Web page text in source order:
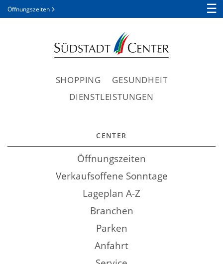
Öffnungszeiten ☰
SHOPPING
GESUNDHEIT
DIENSTLEISTUNGEN
CENTER
Öffnungszeiten
Verkaufsoffene Sonntage
Lageplan A-Z
Branchen
Parken
Anfahrt